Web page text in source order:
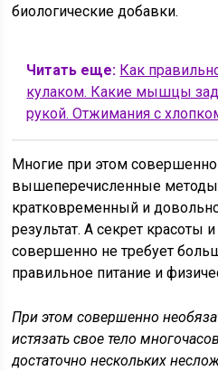
биологические добавки.
Читать еще: Как
кулаком. Какие мышцы
рукой. Отжимания с
Многие при этом
вышеперечисленные методы
кратковременный и
результат. А секрет красоты
совершенно не требует
правильное питание и
При этом совершенно
истязать свое тело
достаточно нескольких